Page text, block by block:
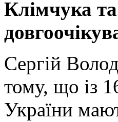
Клімчука
Сергій
тому, що із
України